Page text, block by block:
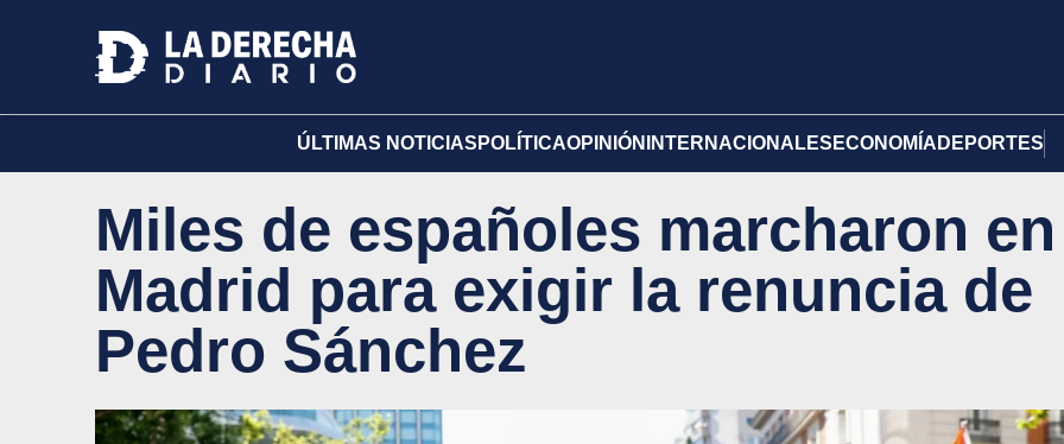
ÚLTIMAS NOTICIAS POLÍTICAOPINIÓN INTERNACIONALES ECONOMÍA DEPORTES
Miles de españoles marcharon en
Madrid para exigir la renuncia de
Pedro Sánchez